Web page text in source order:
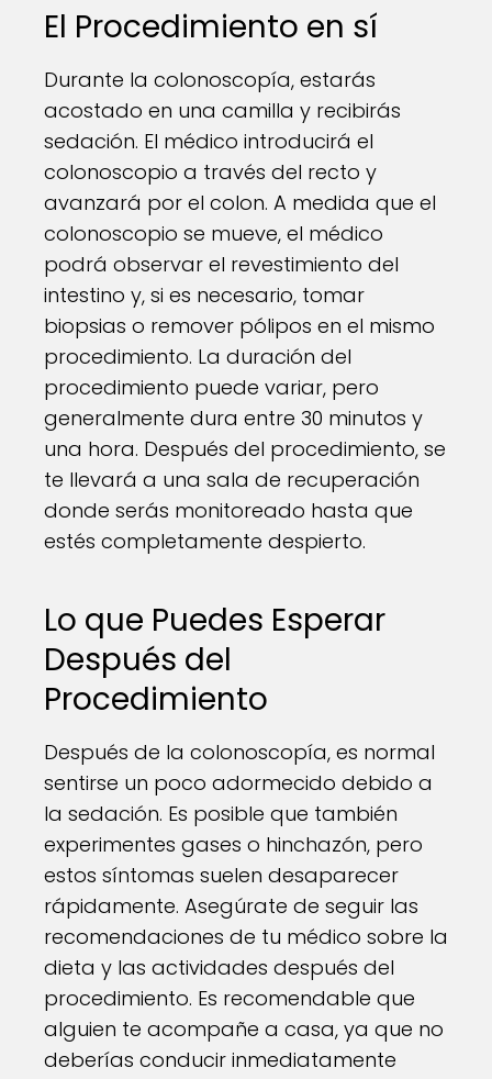
El Procedimiento en sí
Durante la colonoscopía, estarás
acostado en una camilla y recibirás
sedación. El médico introducirá el
colonoscopio a través del recto y
avanzará por el colon. A medida que el
colonoscopio se mueve, el médico
podrá observar el revestimiento del
intestino y, si es necesario, tomar
biopsias o remover pólipos en el mismo
procedimiento. La duración del
procedimiento puede variar, pero
generalmente dura entre 30 minutos y
una hora. Después del procedimiento, se
te llevará a una sala de recuperación
donde serás monitoreado hasta que
estés completamente despierto.
Lo que Puedes Esperar
Después del
Procedimiento
Después de la colonoscopía, es normal
sentirse un poco adormecido debido a
la sedación. Es posible que también
experimentes gases o hinchazón, pero
estos síntomas suelen desaparecer
rápidamente. Asegúrate de seguir las
recomendaciones de tu médico sobre la
dieta y las actividades después del
procedimiento. Es recomendable que
alguien te acompañe a casa, ya que no
deberías conducir inmediatamente